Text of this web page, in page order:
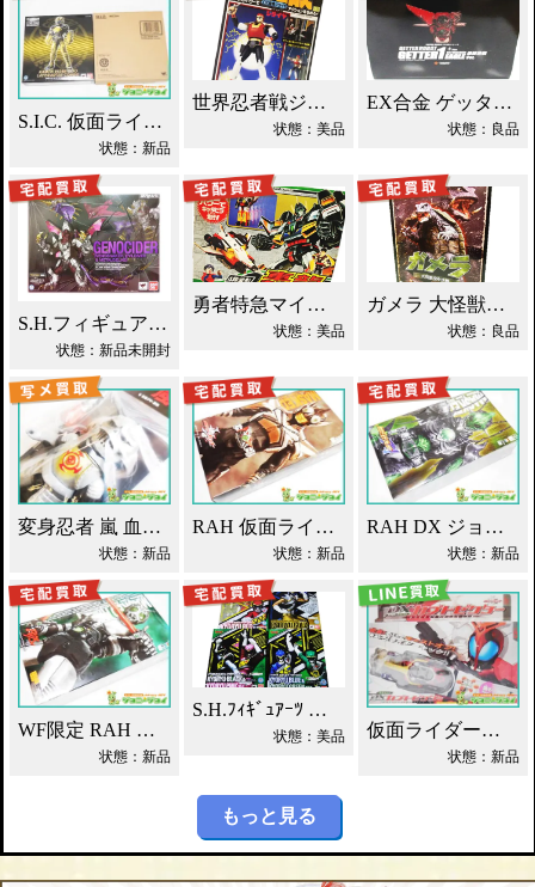
S.I.C. 仮面ライダーオーズ ラトラーターコンボ買取
状態：新品
世界忍者戦ジライヤ DX磁気 買取！
状態：美品
EX合金 ゲッターロボ ゲッター1 買取！
状態：良品
S.H.フィギュアーツ ジェノサイダー 買取！
状態：新品未開封
勇者特急マイトガイン 4段変形 轟龍 買取！
状態：美品
ガメラ 大怪獣空中決戦 ソフビ買取！
状態：良品
変身忍者 嵐 血車魔神斉 東映レトロソフビ買取！
状態：新品
RAH 仮面ライダーパンチホッパー 2011DX買取！
状態：新品
RAH DX ジョーカー 仮面ライダーブレイド買取！
状態：新品
WF限定 RAH シャドームーン Ver.1.5 2012DX 買取！
状態：新品
S.H.ﾌｨｷﾞｭｱｰﾂ 獣電戦隊ｷｮｳﾘｭｳｼﾞｬｰ買取！
状態：美品 仮面ライダーカブト DXカブトゼクター買取！
状態：新品
もっと見る